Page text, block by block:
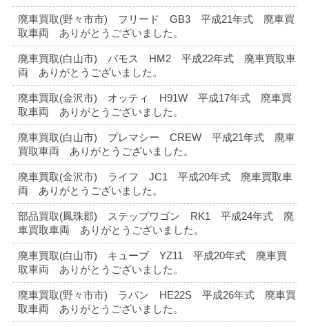
廃車買取(野々市市) フリード GB3 平成21年式 廃車買
取車両 ありがとうございました。
廃車買取(白山市) バモス HM2 平成22年式 廃車買取車
両 ありがとうございました。
廃車買取(金沢市) オッティ H91W 平成17年式 廃車買
取車両 ありがとうございました。
廃車買取(白山市) プレマシー CREW 平成21年式 廃車
買取車両 ありがとうございました。
廃車買取(金沢市) ライフ JC1 平成20年式 廃車買取車
両 ありがとうございました。
部品買取(鳳珠郡) ステップワゴン RK1 平成24年式 廃
車買取車両 ありがとうございました。
廃車買取(白山市) キューブ YZ11 平成20年式 廃車買
取車両 ありがとうございました。
廃車買取(野々市市) ラパン HE22S 平成26年式 廃車買
取車両 ありがとうございました。